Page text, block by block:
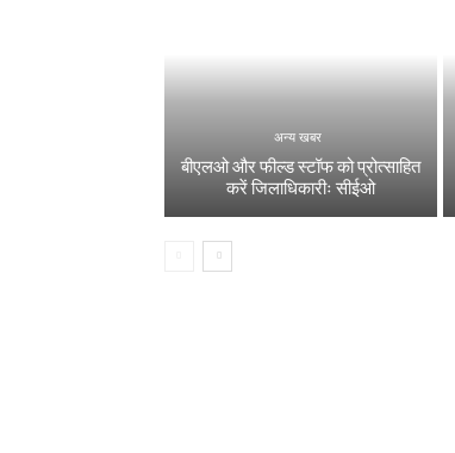
अन्य खबर
बीएलओ और फील्ड स्टॉफ को प्रोत्साहित
करें जिलाधिकारीः सीईओ